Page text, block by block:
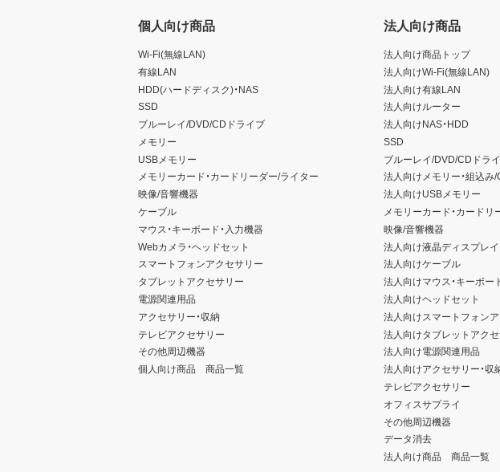
個人向け商品
Wi-Fi(無線LAN)
有線LAN
HDD(ハードディスク)・NAS
SSD
ブルーレイ/DVD/CDドライブ
メモリー
USBメモリー
メモリーカード・カードリーダー/ライター
映像/音響機器
ケーブル
マウス・キーボード・入力機器
Webカメラ・ヘッドセット
スマートフォンアクセサリー
タブレットアクセサリー
電源関連用品
アクセサリー・収納
テレビアクセサリー
その他周辺機器
個人向け商品 商品一覧
法人向け商品
法人向け商品トップ
法人向けWi-Fi(無線LAN)
法人向け有線LAN
法人向けルーター
法人向けNAS・HDD
SSD
ブルーレイ/DVD/CDドラ
法人向けメモリー・組込み/
法人向けUSBメモリー
メモリーカード・カードリ
映像/音響機器
法人向け液晶ディスプレイ
法人向けケーブル
法人向けマウス・キーボー
法人向けヘッドセット
法人向けスマートフォン
法人向けタブレットアク
法人向け電源関連用品
法人向けアクセサリー・収
テレビアクセサリー
オフィスサプライ
その他周辺機器
データ消去
法人向け商品 商品一覧